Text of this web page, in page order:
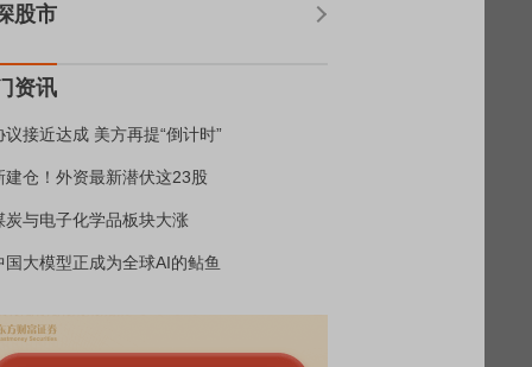
股市
资讯
议接近达成 美方再提“倒计时”
建仓！外资最新潜伏这23股
炭与电子化学品板块大涨
国大模型正成为全球AI的鲇鱼